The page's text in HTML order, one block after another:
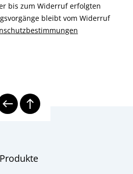
bis zum Widerruf erfolgten
bleibt vom Widerruf
Produkte